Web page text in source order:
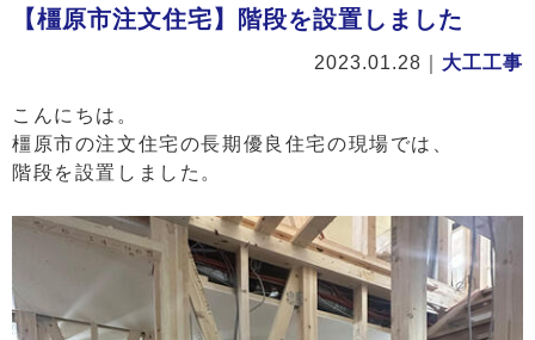
【橿原市注文住宅】階段を設置しました
2023.01.28 大工工事
こんにちは。
橿原市の注文住宅の長期優良住宅の現場では、
階段を設置しました。